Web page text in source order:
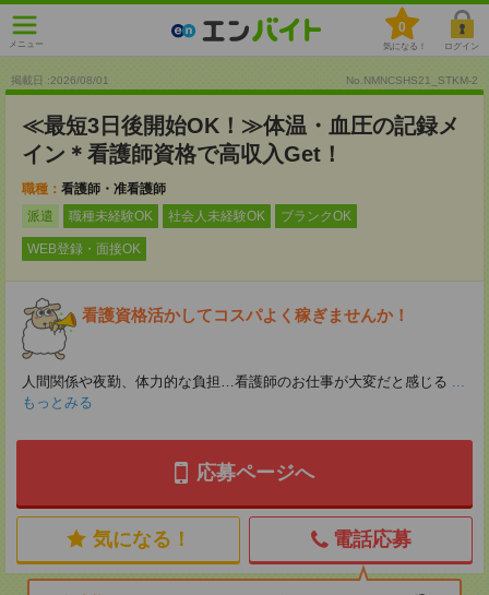
メニュー
0
気になる！ ログイン
掲載日 :2026/08/01 No.NMNCSHS21_STKM-2
≪最短3日後開始OK！≫体温・血圧の記録メ
イン＊看護師資格で高収入Get！
職種： 看護師・准看護師
派遣
職種未経験OK 社会人未経験OK ブランクOK
WEB登録・面接OK
看護資格活かしてコスパよく稼ぎませんか！
人間関係や夜勤、体力的な負担…看護師のお仕事が大変だと感じる ...
もっとみる
応募ページへ
気になる！ 電話応募